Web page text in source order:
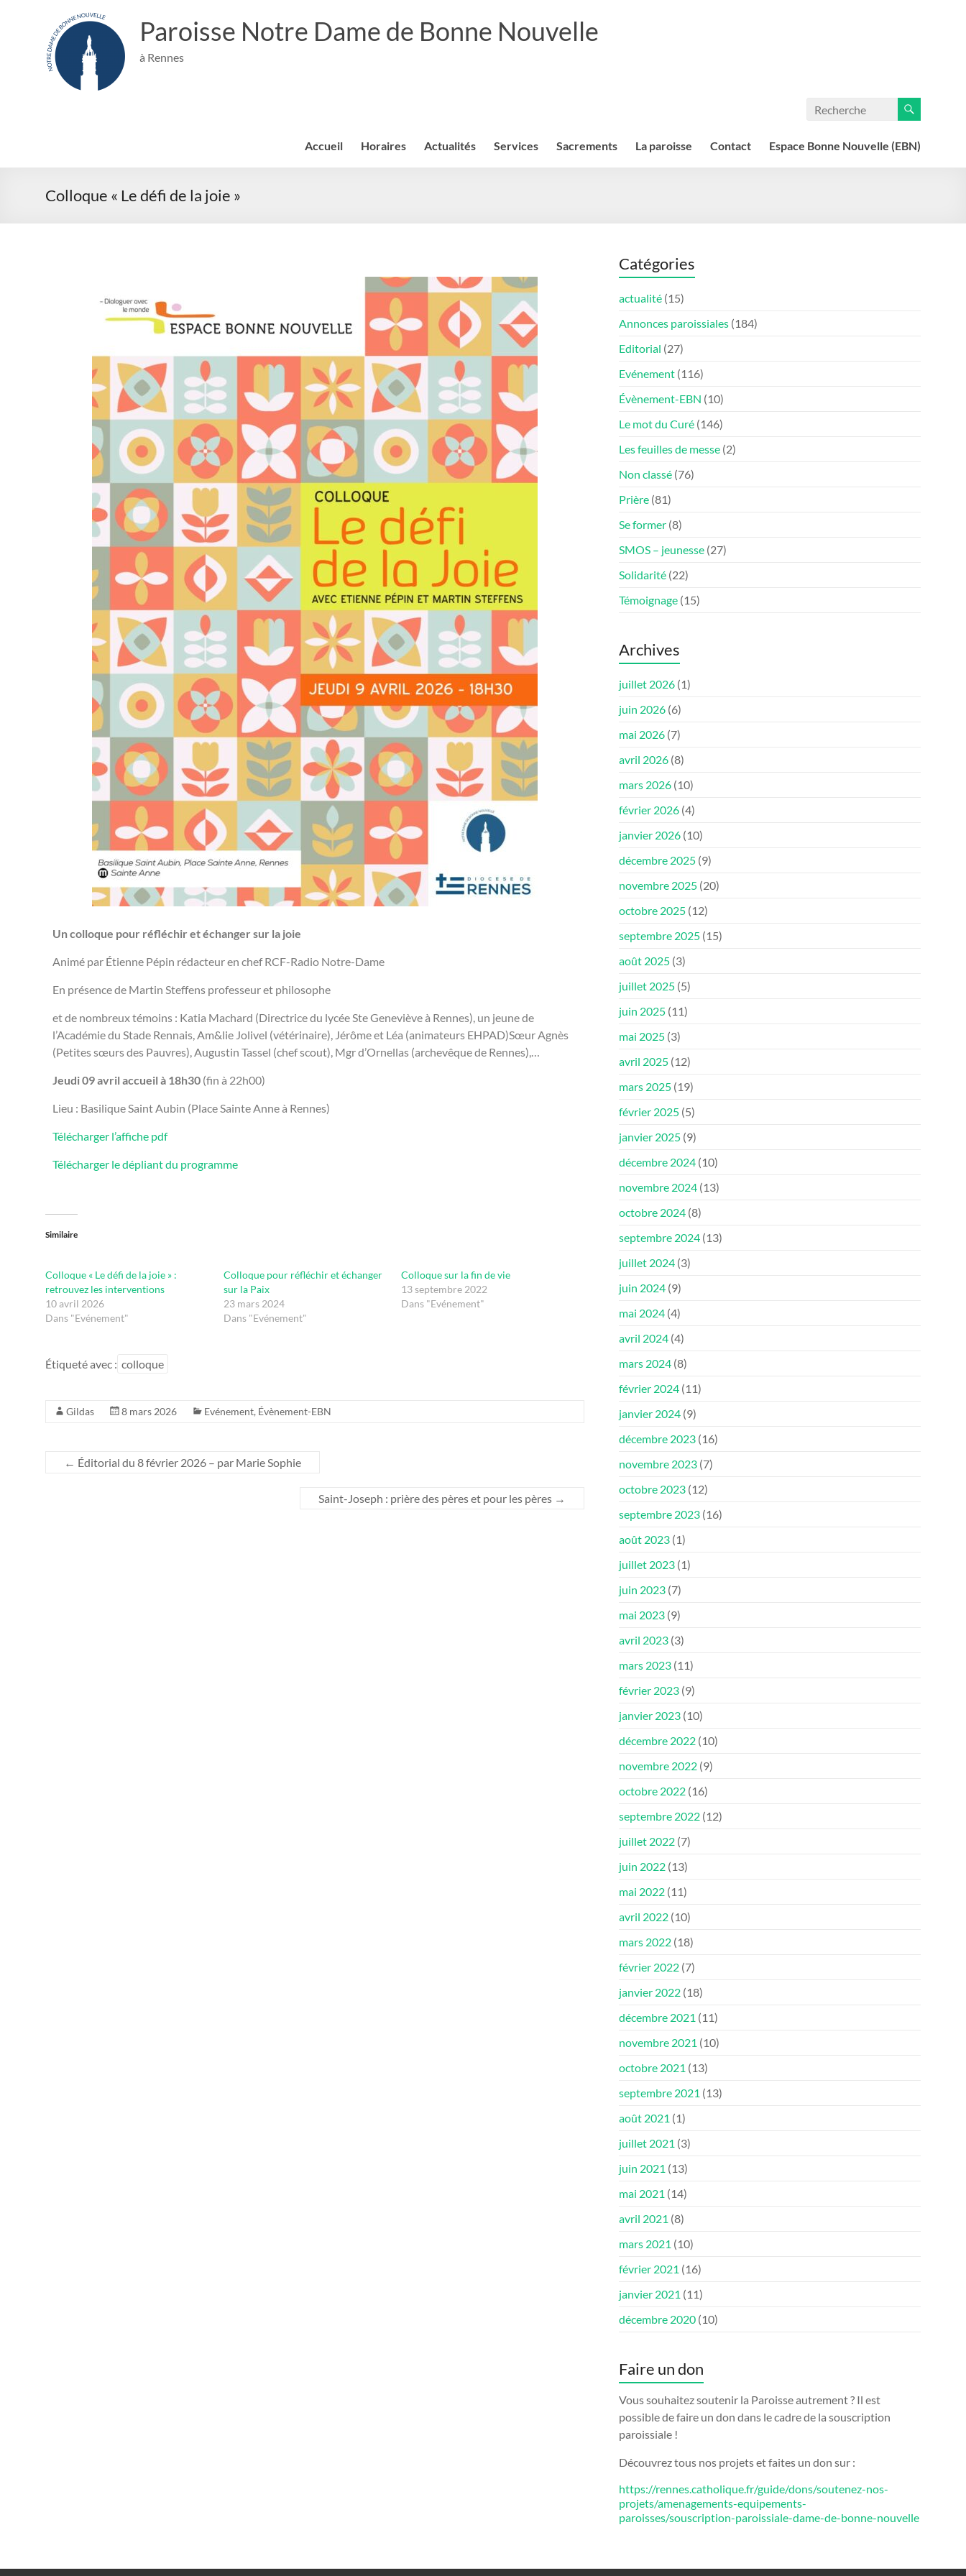
Paroisse Notre Dame de Bonne Nouvelle
à Rennes
Accueil Horaires Actualités Services Sacrements La paroisse Contact Espace Bonne Nouvelle (EBN)
Colloque « Le défi de la joie »
Un colloque pour réfléchir et échanger sur la joie
Animé par Étienne Pépin rédacteur en chef RCF-Radio Notre-Dame
En présence de Martin Steffens professeur et philosophe
et de nombreux témoins : Katia Machard (Directrice du lycée Ste Geneviève à Rennes), un jeune de
l’Académie du Stade Rennais, Am&lie Jolivel (vétérinaire), Jérôme et Léa (animateurs EHPAD)Sœur Agnès
(Petites sœurs des Pauvres), Augustin Tassel (chef scout), Mgr d’Ornellas (archevêque de Rennes),…
Jeudi 09 avril accueil à 18h30 (fin à 22h00)
Lieu : Basilique Saint Aubin (Place Sainte Anne à Rennes)
Télécharger l’affiche pdf
Télécharger le dépliant du programme
Similaire
Colloque « Le défi de la joie » :
retrouvez les interventions
10 avril 2026
Dans "Evénement"
Colloque pour réfléchir et échanger
sur la Paix
23 mars 2024
Dans "Evénement"
Colloque sur la fin de vie
13 septembre 2022
Dans "Evénement"
Étiqueté avec : colloque
Gildas 8 mars 2026 Evénement, Évènement-EBN
← Éditorial du 8 février 2026 – par Marie Sophie
Saint-Joseph : prière des pères et pour les pères →
Catégories
actualité (15)
Annonces paroissiales (184)
Editorial (27)
Evénement (116)
Évènement-EBN (10)
Le mot du Curé (146)
Les feuilles de messe (2)
Non classé (76)
Prière (81)
Se former (8)
SMOS – jeunesse (27)
Solidarité (22)
Témoignage (15)
Archives
juillet 2026 (1)
juin 2026 (6)
mai 2026 (7)
avril 2026 (8)
mars 2026 (10)
février 2026 (4)
janvier 2026 (10)
décembre 2025 (9)
novembre 2025 (20)
octobre 2025 (12)
septembre 2025 (15)
août 2025 (3)
juillet 2025 (5)
juin 2025 (11)
mai 2025 (3)
avril 2025 (12)
mars 2025 (19)
février 2025 (5)
janvier 2025 (9)
décembre 2024 (10)
novembre 2024 (13)
octobre 2024 (8)
septembre 2024 (13)
juillet 2024 (3)
juin 2024 (9)
mai 2024 (4)
avril 2024 (4)
mars 2024 (8)
février 2024 (11)
janvier 2024 (9)
décembre 2023 (16)
novembre 2023 (7)
octobre 2023 (12)
septembre 2023 (16)
août 2023 (1)
juillet 2023 (1)
juin 2023 (7)
mai 2023 (9)
avril 2023 (3)
mars 2023 (11)
février 2023 (9)
janvier 2023 (10)
décembre 2022 (10)
novembre 2022 (9)
octobre 2022 (16)
septembre 2022 (12)
juillet 2022 (7)
juin 2022 (13)
mai 2022 (11)
avril 2022 (10)
mars 2022 (18)
février 2022 (7)
janvier 2022 (18)
décembre 2021 (11)
novembre 2021 (10)
octobre 2021 (13)
septembre 2021 (13)
août 2021 (1)
juillet 2021 (3)
juin 2021 (13)
mai 2021 (14)
avril 2021 (8)
mars 2021 (10)
février 2021 (16)
janvier 2021 (11)
décembre 2020 (10)
Faire un don
Vous souhaitez soutenir la Paroisse autrement ? Il est
possible de faire un don dans le cadre de la souscription
paroissiale !
Découvrez tous nos projets et faites un don sur :
https://rennes.catholique.fr/guide/dons/soutenez-nos-
projets/amenagements-equipements-
paroisses/souscription-paroissiale-dame-de-bonne-nouvelle